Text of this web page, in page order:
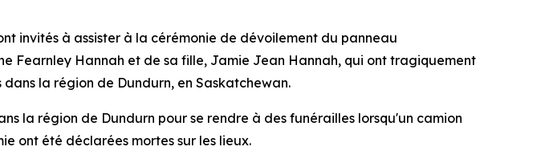
invités à assister à la cérémonie de dévoilement du panneau
Fearnley Hannah et de sa fille, Jamie Jean Hannah, qui ont tragiquement
la région de Dundurn, en Saskatchewan.
la région de Dundurn pour se rendre à des funérailles lorsqu'un camion
ont été déclarées mortes sur les lieux.